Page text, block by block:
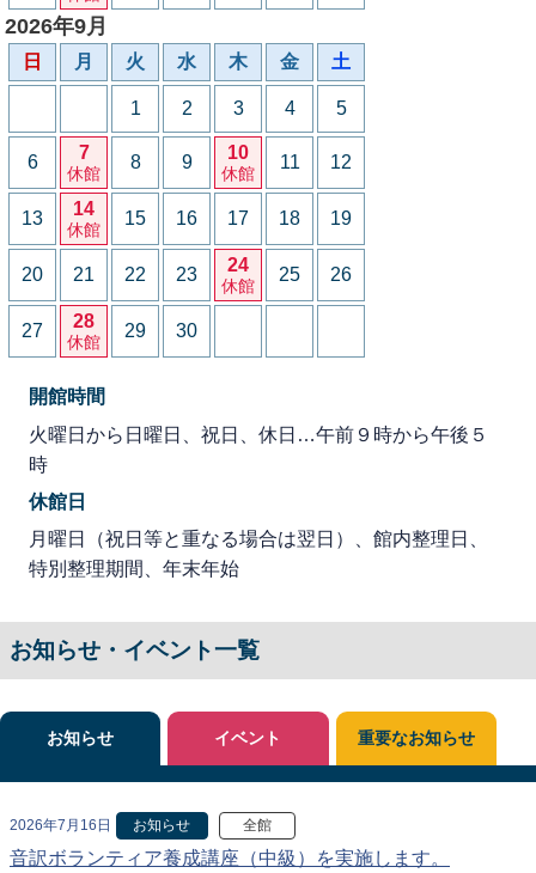
2026年9月
日 月 火 水 木 金 土
1 2 3 4 5
6 7
休館
8 9 10
休館
11 12
13 14
休館
15 16 17 18 19
20 21 22 23 24
休館
25 26
27 28
休館
29 30
開館時間
火曜日から日曜日、祝日、休日…午前９時から午後５
時
休館日
月曜日（祝日等と重なる場合は翌日）、館内整理日、
特別整理期間、年末年始
お知らせ・イベント一覧
お知らせ
2026年7月16日 お知らせ 全館
音訳ボランティア養成講座（中級）を実施します。
イベント 重要なお知らせ